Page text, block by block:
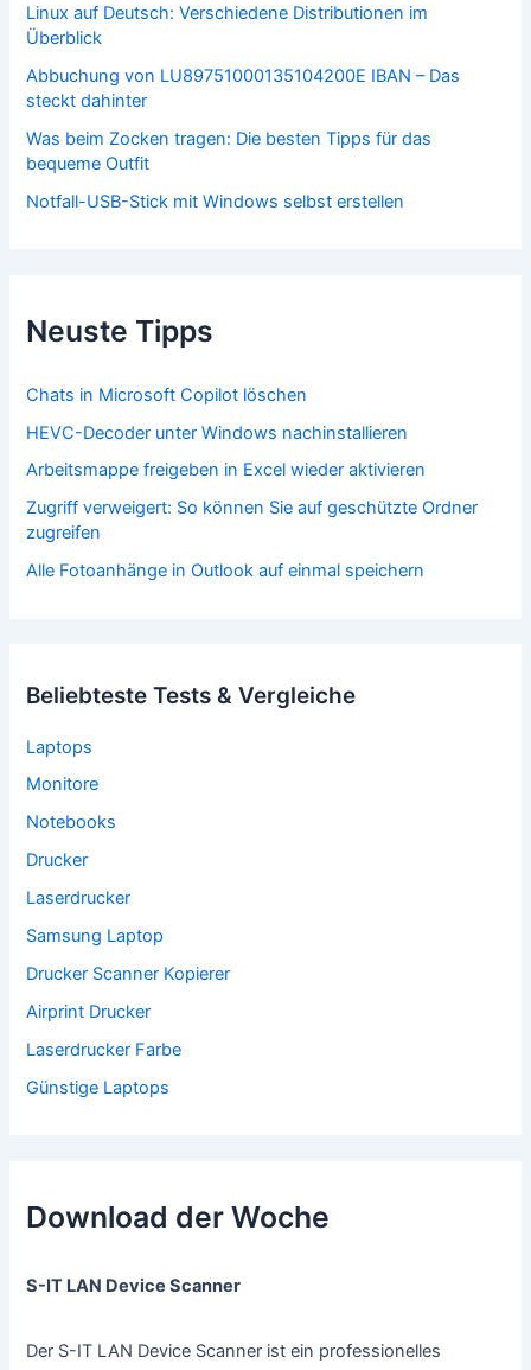
Linux auf Deutsch: Verschiedene Distributionen im
Überblick
Abbuchung von LU89751000135104200E IBAN – Das
steckt dahinter
Was beim Zocken tragen: Die besten Tipps für das
bequeme Outfit
Notfall-USB-Stick mit Windows selbst erstellen
Neuste Tipps
Chats in Microsoft Copilot löschen
HEVC-Decoder unter Windows nachinstallieren
Arbeitsmappe freigeben in Excel wieder aktivieren
Zugriff verweigert: So können Sie auf geschützte Ordner
zugreifen
Alle Fotoanhänge in Outlook auf einmal speichern
Beliebteste Tests & Vergleiche
Laptops
Monitore
Notebooks
Drucker
Laserdrucker
Samsung Laptop
Drucker Scanner Kopierer
Airprint Drucker
Laserdrucker Farbe
Günstige Laptops
Download der Woche
S-IT LAN Device Scanner
Der S-IT LAN Device Scanner ist ein professionelles